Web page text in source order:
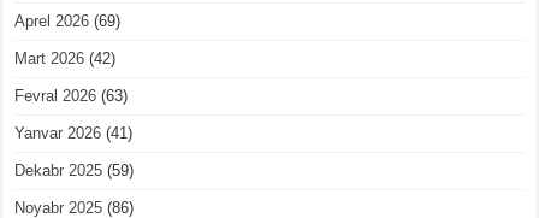
Aprel 2026 (69)
Mart 2026 (42)
Fevral 2026 (63)
Yanvar 2026 (41)
Dekabr 2025 (59)
Noyabr 2025 (86)